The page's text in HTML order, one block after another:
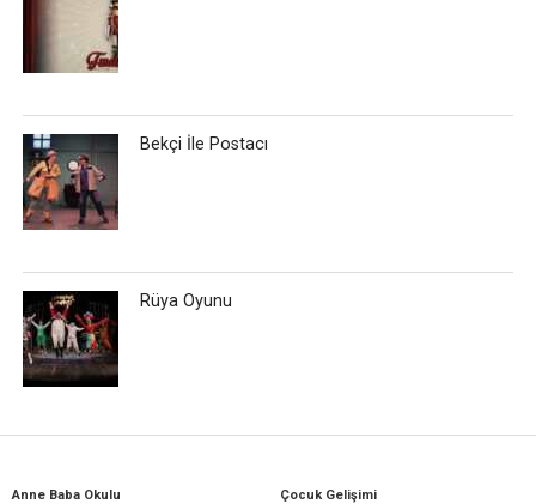
Bekçi İle Postacı
Rüya Oyunu
Anne Baba Okulu
Çocuk Gelişimi